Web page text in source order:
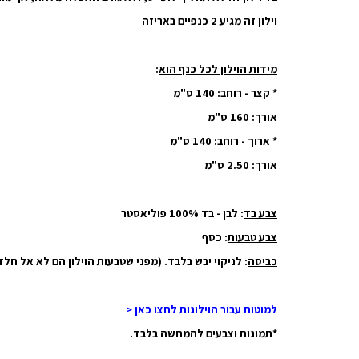
וילון זה מגיע 2 כנפיים באריזה
מידות הוילון לכל כנף הוא:
* קצר - רוחב: 140 ס"מ
אורך: 160 ס"מ
* ארוך - רוחב: 140 ס"מ
אורך: 2.50 ס"מ
צבע בד: לבן - בד 100% פוליאסטר
צבע טבעות: כסף
כביסה: לניקוי יבש בלבד. (מפני שטבעות הוילון הם לא אל
למוטות עבור הוילונות לחצו כאן <
*תמונות וצבעים להמחשה בלבד.